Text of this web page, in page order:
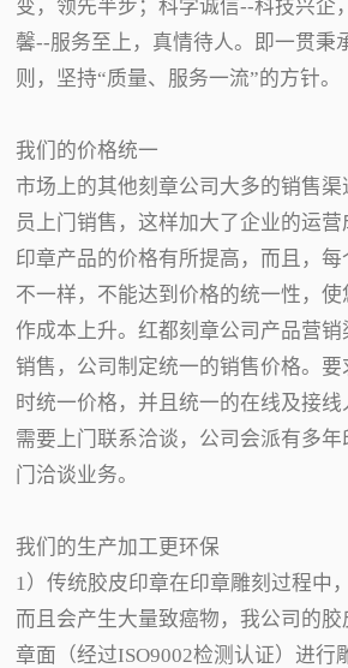
变，领先半步；科学诚信--科技兴企
馨--服务至上，真情待人。即一贯秉
则，坚持“质量、服务一流”的方针。
我们的价格统一
市场上的其他刻章公司大多的销售
员上门销售，这样加大了企业的运
印章产品的价格有所提高，而且，
不一样，不能达到价格的统一性，使
作成本上升。红都刻章公司产品营
销售，公司制定统一的销售价格。
时统一价格，并且统一的在线及接
需要上门联系洽谈，公司会派有多
门洽谈业务。
我们的生产加工更环保
1）传统胶皮印章在印章雕刻过程中
而且会产生大量致癌物，我公司的
章面（经过ISO9002检测认证）进行